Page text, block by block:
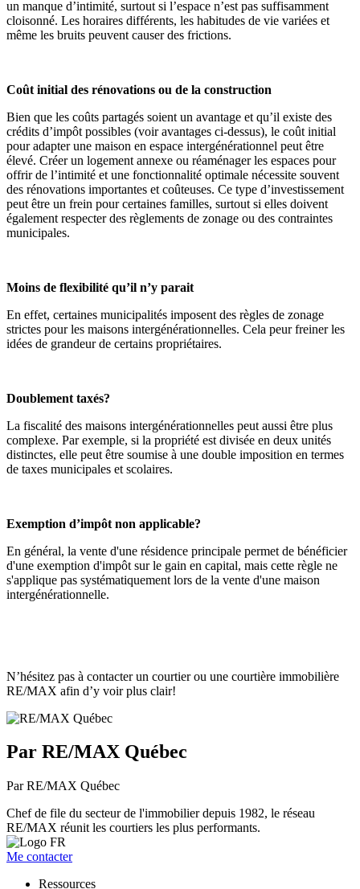
un manque d’intimité, surtout si l’espace n’est pas suffisamment
cloisonné. Les horaires différents, les habitudes de vie variées et
même les bruits peuvent causer des frictions.
Coût initial des rénovations ou de la construction
Bien que les coûts partagés soient un avantage et qu’il existe des
crédits d’impôt possibles (voir avantages ci-dessus), le coût initial
pour adapter une maison en espace intergénérationnel peut être
élevé. Créer un logement annexe ou réaménager les espaces pour
offrir de l’intimité et une fonctionnalité optimale nécessite souvent
des rénovations importantes et coûteuses. Ce type d’investissement
peut être un frein pour certaines familles, surtout si elles doivent
également respecter des règlements de zonage ou des contraintes
municipales.
Moins de flexibilité qu’il n’y parait
En effet, certaines municipalités imposent des règles de zonage
strictes pour les maisons intergénérationnelles. Cela peur freiner les
idées de grandeur de certains propriétaires.
Doublement taxés?
La fiscalité des maisons intergénérationnelles peut aussi être plus
complexe. Par exemple, si la propriété est divisée en deux unités
distinctes, elle peut être soumise à une double imposition en termes
de taxes municipales et scolaires.
Exemption d’impôt non applicable?
En général, la vente d'une résidence principale permet de bénéficier
d'une exemption d'impôt sur le gain en capital, mais cette règle ne
s'applique pas systématiquement lors de la vente d'une maison
intergénérationnelle.
N’hésitez pas à contacter un courtier ou une courtière immobilière
RE/MAX afin d’y voir plus clair!
Par RE/MAX Québec
Par RE/MAX Québec
Chef de file du secteur de l'immobilier depuis 1982, le réseau
RE/MAX réunit les courtiers les plus performants.
Me contacter
Ressources